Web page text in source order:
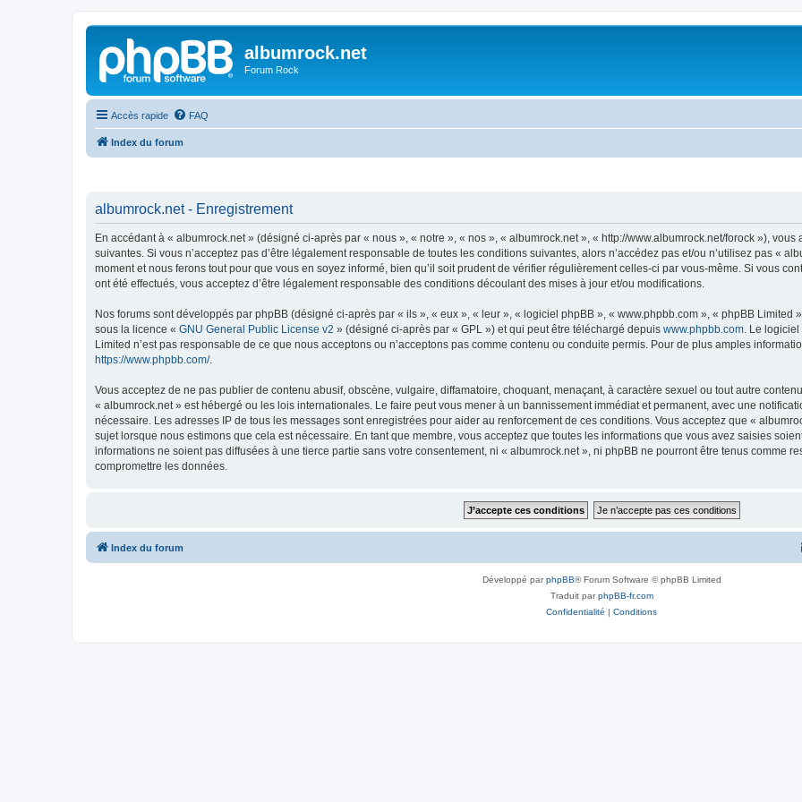
albumrock.net
Forum Rock
Accès rapide FAQ
Index du forum
albumrock.net - Enregistrement
En accédant à « albumrock.net » (désigné ci-après par « nous », « notre », « nos », « albumrock.net », « http://www.albumrock.net/forock »),
suivantes. Si vous n’acceptez pas d’être légalement responsable de toutes les conditions suivantes, alors n’accédez pas et/ou n’utilisez pas «
moment et nous ferons tout pour que vous en soyez informé, bien qu’il soit prudent de vérifier régulièrement celles-ci par vous-même. Si vous
ont été effectués, vous acceptez d’être légalement responsable des conditions découlant des mises à jour et/ou modifications.
Nos forums sont développés par phpBB (désigné ci-après par « ils », « eux », « leur », « logiciel phpBB », « www.phpbb.com », « phpBB
sous la licence « GNU General Public License v2 » (désigné ci-après par « GPL ») et qui peut être téléchargé depuis www.phpbb.com. Le
Limited n’est pas responsable de ce que nous acceptons ou n’acceptons pas comme contenu ou conduite permis. Pour de plus amples
https://www.phpbb.com/.
Vous acceptez de ne pas publier de contenu abusif, obscène, vulgaire, diffamatoire, choquant, menaçant, à caractère sexuel ou tout autre
« albumrock.net » est hébergé ou les lois internationales. Le faire peut vous mener à un bannissement immédiat et permanent, avec une
nécessaire. Les adresses IP de tous les messages sont enregistrées pour aider au renforcement de ces conditions. Vous acceptez que «
sujet lorsque nous estimons que cela est nécessaire. En tant que membre, vous acceptez que toutes les informations que vous avez saisies
informations ne soient pas diffusées à une tierce partie sans votre consentement, ni « albumrock.net », ni phpBB ne pourront être tenus comme
compromettre les données.
Index du forum
Développé parphpBB® Forum Software © phpBB Limited
Traduit parphpBB-fr.com
Confidentialité | Conditions